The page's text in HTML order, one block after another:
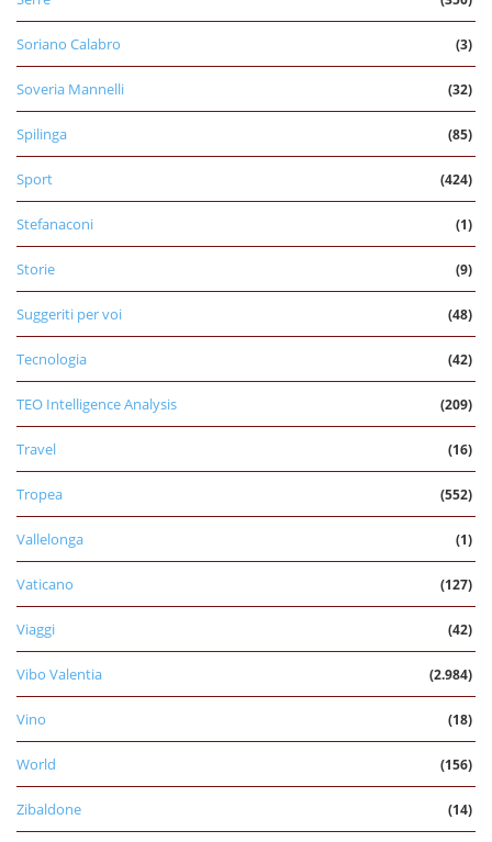
Soriano Calabro (3)
Soveria Mannelli (32)
Spilinga (85)
Sport (424)
Stefanaconi (1)
Storie (9)
Suggeriti per voi (48)
Tecnologia (42)
TEO Intelligence Analysis (209)
Travel (16)
Tropea (552)
Vallelonga (1)
Vaticano (127)
Viaggi (42)
Vibo Valentia (2.984)
Vino (18)
World (156)
Zibaldone (14)